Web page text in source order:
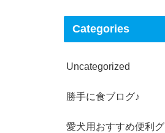
Categories
Uncategorized
勝手に食ブログ♪
愛犬用おすすめ便利